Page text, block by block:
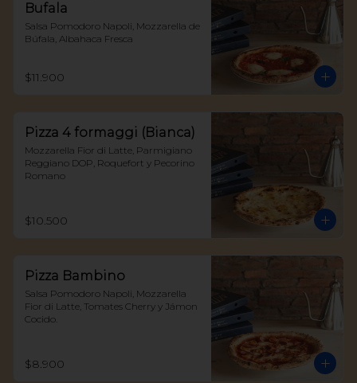
Bufala
Salsa Pomodoro Napoli, Mozzarella de
Búfala, Albahaca Fresca
$11.900
Pizza 4 formaggi (Bianca)
Mozzarella Fior di Latte, Parmigiano
Reggiano DOP, Roquefort y Pecorino
Romano
$10.500
Pizza Bambino
Salsa Pomodoro Napoli, Mozzarella
Fior di Latte, Tomates Cherry y Jámon
Cocido.
$8.900